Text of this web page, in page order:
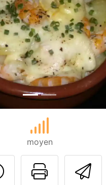
moyen
Poser une